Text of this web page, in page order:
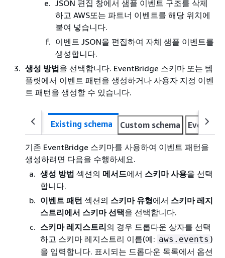
JSON 편집 창에서 샘플 이벤트 구조를 삭제
하고 AWS또는 파트너 이벤트를 해당 위치에
붙여 넣습니다.
이벤트 JSON을 편집하여 자체 샘플 이벤트를
생성합니다.
생성 방법을 선택합니다. EventBridge 스키마 또는 템
플릿에서 이벤트 패턴을 생성하거나 사용자 지정 이벤
트 패턴을 생성할 수 있습니다.
Existing schema Custom schema Event
기존 EventBridge 스키마를 사용하여 이벤트 패턴을
생성하려면 다음을 수행하세요.
생성 방법 섹션의 메서드에서 스키마 사용을 선택
합니다.
이벤트 패턴 섹션의 스키마 유형에서 스키마 레지
스트리에서 스키마 선택을 선택합니다.
스키마 레지스트리의 경우 드롭다운 상자를 선택
하고 스키마 레지스트리 이름(예: aws.events )
을 입력합니다. 표시되는 드롭다운 목록에서 옵션